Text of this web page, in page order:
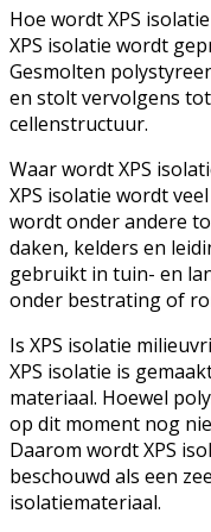
Hoe wordt XPS
XPS isolatie wordt
Gesmolten
en stolt vervolgens
cellenstructuur.
Waar wordt XPS
XPS isolatie wordt
wordt onder andere
daken, kelders en
gebruikt in tuin- en
onder bestrating of
Is XPS isolatie
XPS isolatie is
materiaal. Hoewel
op dit moment nog
Daarom wordt XPS
beschouwd als een
isolatiemateriaal.